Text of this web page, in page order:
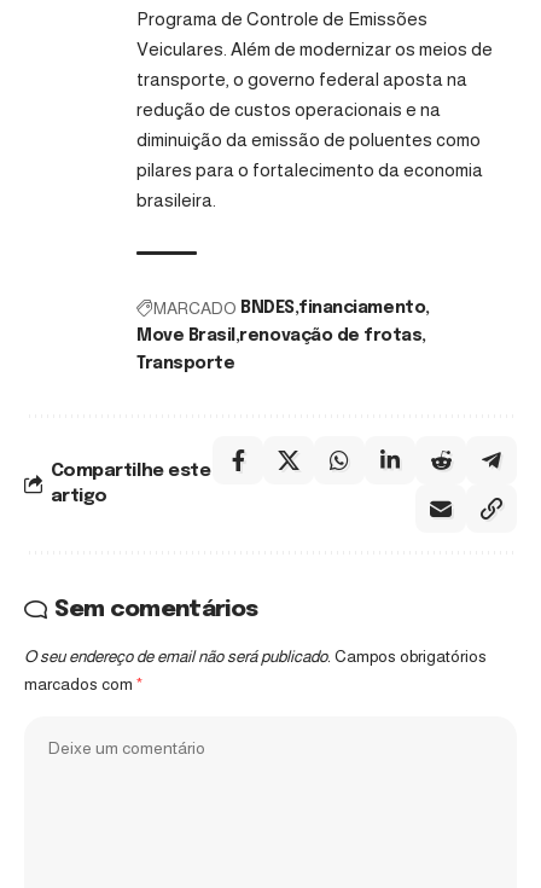
Programa de Controle de Emissões
Veiculares. Além de modernizar os meios de
transporte, o governo federal aposta na
redução de custos operacionais e na
diminuição da emissão de poluentes como
pilares para o fortalecimento da economia
brasileira.
MARCADO BNDES financiamento
Move Brasil renovação de frotas
Transporte
Compartilhe este
artigo
Sem comentários
O seu endereço de email não será publicado. Campos obrigatórios
marcados com *